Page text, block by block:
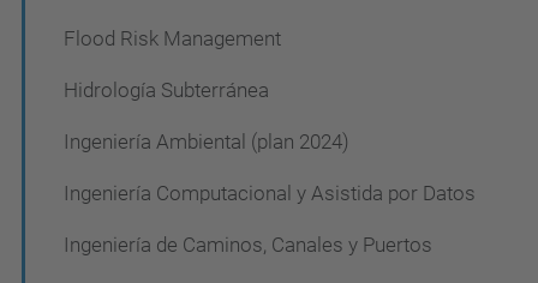
Flood Risk Management
Hidrología Subterránea
Ingeniería Ambiental (plan 2024)
Ingeniería Computacional y Asistida por Datos
Ingeniería de Caminos, Canales y Puertos